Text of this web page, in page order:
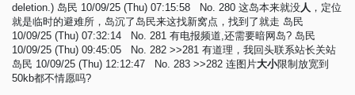
deletion.) 岛民 10/09/25 (Thu) 07:15:58 No. 280 这岛本来就没人 ，定位
就是临时的避难所，岛沉了岛民来这找新窝点，找到了就走 岛民
10/09/25 (Thu) 07:32:14 No. 281 有电报频道,还需要暗网岛? 岛民
10/09/25 (Thu) 09:45:05 No. 282 >>281 有道理，我回头联系站长关站
岛民 10/09/25 (Thu) 12:12:47 No. 283 >>282 连图片大小限制放宽到
50kb都不情愿吗?